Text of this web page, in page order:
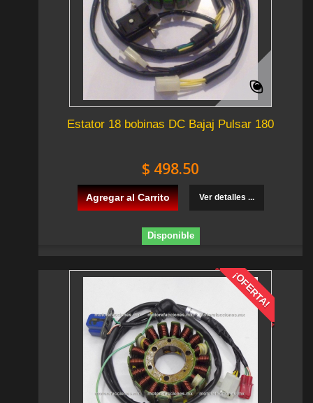
Estator 18 bobinas DC Bajaj Pulsar 180
$ 498.50
Agregar al Carrito Ver detalles ...
Disponible
¡OFERTA!